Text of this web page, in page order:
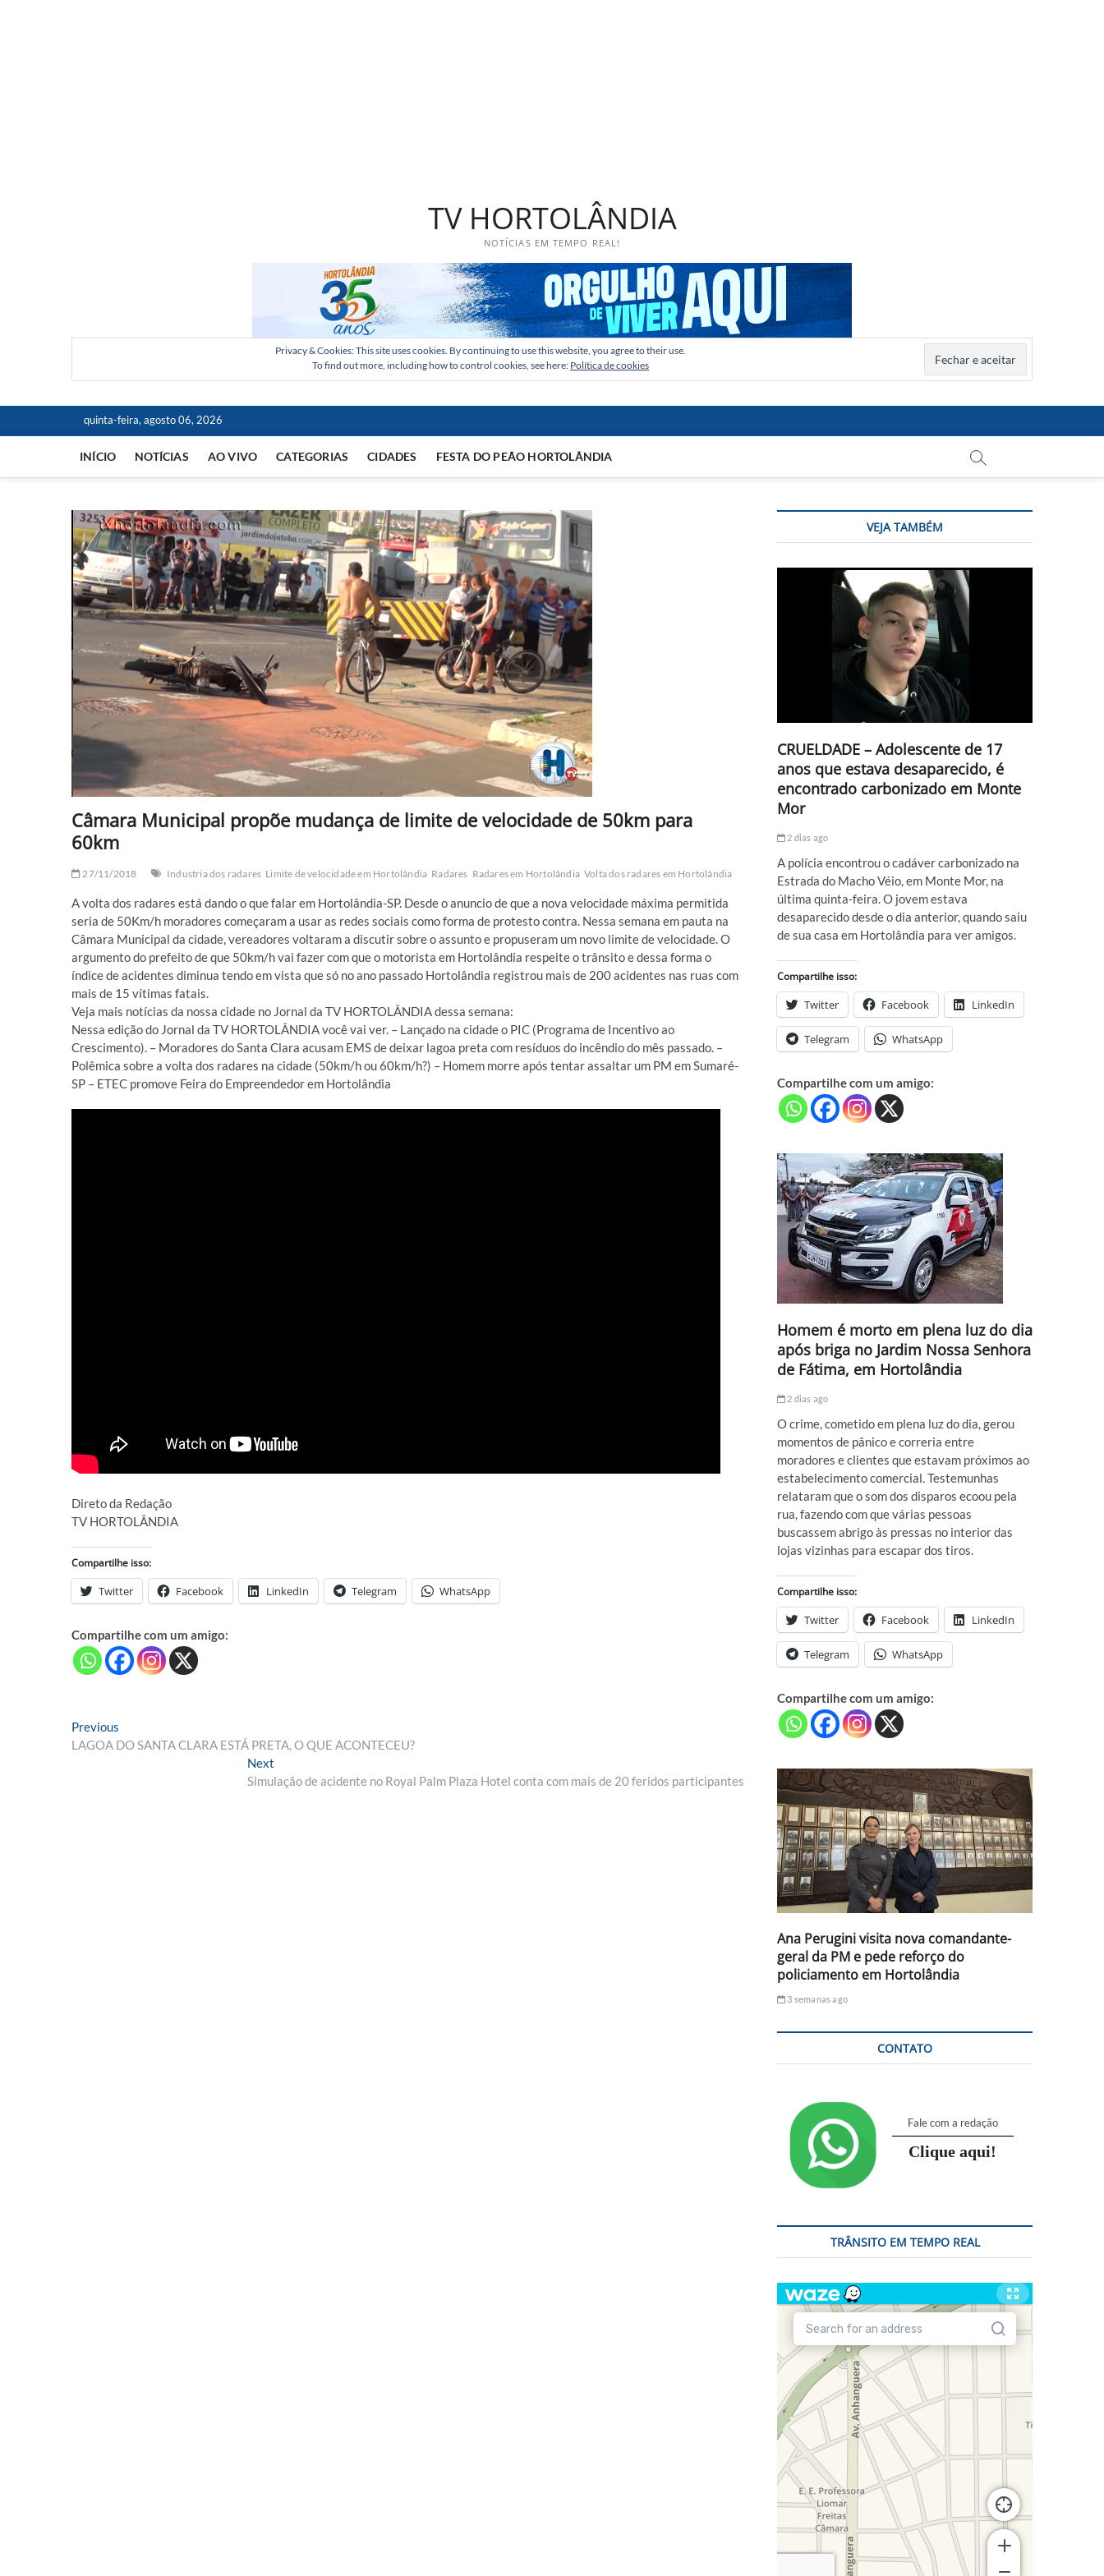
TV HORTOLÂNDIA
NOTÍCIAS EM TEMPO REAL!
Privacy & Cookies: This site uses cookies. By continuing to use this website, you agree to their use.
To find out more, including how to control cookies, see here: Política de cookies
quinta-feira, agosto 06, 2026
INÍCIO NOTÍCIAS AO VIVO CATEGORIAS CIDADES FESTA DO PEÃO HORTOLÂNDIA
Câmara Municipal propõe mudança de limite de velocidade de 50km para
60km
27/11/2018 Industria dos radares Limite de velocidade em Hortolândia Radares Radares em Hortolândia Volta dos radares em Hortolândia
A volta dos radares está dando o que falar em Hortolândia-SP. Desde o anuncio de que a nova velocidade máxima permitida
seria de 50Km/h moradores começaram a usar as redes sociais como forma de protesto contra. Nessa semana em pauta na
Câmara Municipal da cidade, vereadores voltaram a discutir sobre o assunto e propuseram um novo limite de velocidade. O
argumento do prefeito de que 50km/h vai fazer com que o motorista em Hortolândia respeite o trânsito e dessa forma o
índice de acidentes diminua tendo em vista que só no ano passado Hortolândia registrou mais de 200 acidentes nas ruas com
mais de 15 vítimas fatais.
Veja mais notícias da nossa cidade no Jornal da TV HORTOLÂNDIA dessa semana:
Nessa edição do Jornal da TV HORTOLÂNDIA você vai ver. – Lançado na cidade o PIC (Programa de Incentivo ao
Crescimento). – Moradores do Santa Clara acusam EMS de deixar lagoa preta com resíduos do incêndio do mês passado. –
Polêmica sobre a volta dos radares na cidade (50km/h ou 60km/h?) – Homem morre após tentar assaltar um PM em Sumaré-
SP – ETEC promove Feira do Empreendedor em Hortolândia
Direto da Redação
TV HORTOLÂNDIA
Compartilhe isso:
Twitter Facebook LinkedIn Telegram WhatsApp
Compartilhe com um amigo:
Navegação
de
Previous
post:
LAGOA DO SANTA CLARA ESTÁ PRETA, O QUE ACONTECEU?
Next
post:
Simulação de acidente no Royal Palm Plaza Hotel conta com mais de 20 feridos participantes
VEJA TAMBÉM
CRUELDADE – Adolescente de 17
anos que estava desaparecido, é
encontrado carbonizado em Monte
Mor
2 dias ago
A polícia encontrou o cadáver carbonizado na
Estrada do Macho Véio, em Monte Mor, na
última quinta-feira. O jovem estava
desaparecido desde o dia anterior, quando saiu
de sua casa em Hortolândia para ver amigos.
Compartilhe isso:
Twitter Facebook LinkedIn
Telegram WhatsApp
Compartilhe com um amigo:
Homem é morto em plena luz do dia
após briga no Jardim Nossa Senhora
de Fátima, em Hortolândia
2 dias ago
O crime, cometido em plena luz do dia, gerou
momentos de pânico e correria entre
moradores e clientes que estavam próximos ao
estabelecimento comercial. Testemunhas
relataram que o som dos disparos ecoou pela
rua, fazendo com que várias pessoas
buscassem abrigo às pressas no interior das
lojas vizinhas para escapar dos tiros.
Compartilhe isso:
Twitter Facebook LinkedIn
Telegram WhatsApp
Compartilhe com um amigo:
Ana Perugini visita nova comandante-
geral da PM e pede reforço do
policiamento em Hortolândia
3 semanas ago
CONTATO
Fale com a redação
Clique aqui!
TRÂNSITO EM TEMPO REAL